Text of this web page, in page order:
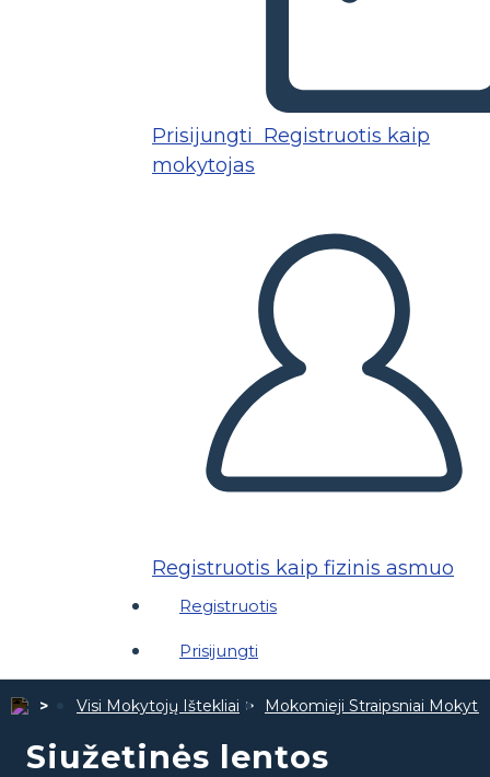
Prisijungti Registruotis kaip
mokytojas
Registruotis kaip fizinis asmuo
Registruotis
Prisijungti
Visi Mokytojų Ištekliai Mokomieji Straipsniai
Siužetinės lentos